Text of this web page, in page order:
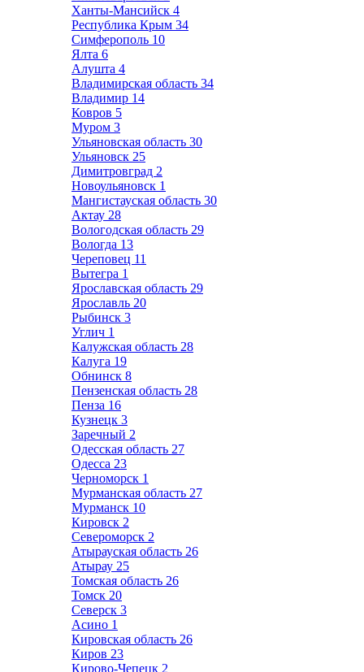
Ханты-Мансийск 4
Республика Крым 34
Симферополь 10
Ялта 6
Алушта 4
Владимирская область 34
Владимир 14
Ковров 5
Муром 3
Ульяновская область 30
Ульяновск 25
Димитровград 2
Новоульяновск 1
Мангистауская область 30
Актау 28
Вологодская область 29
Вологда 13
Череповец 11
Вытегра 1
Ярославская область 29
Ярославль 20
Рыбинск 3
Углич 1
Калужская область 28
Калуга 19
Обнинск 8
Пензенская область 28
Пенза 16
Кузнецк 3
Заречный 2
Одесская область 27
Одесса 23
Черноморск 1
Мурманская область 27
Мурманск 10
Кировск 2
Североморск 2
Атырауская область 26
Атырау 25
Томская область 26
Томск 20
Северск 3
Асино 1
Кировская область 26
Киров 23
Кирово-Чепецк 2